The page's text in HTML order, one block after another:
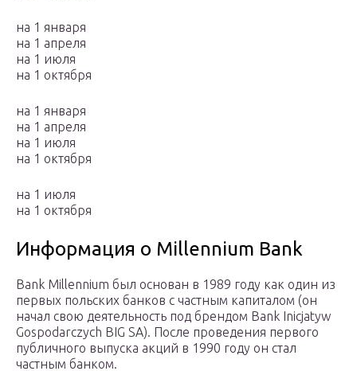
на 1 января
на 1 апреля
на 1 июля
на 1 октября
на 1 января
на 1 апреля
на 1 июля
на 1 октября
на 1 июля
на 1 октября
Информация о Millennium Bank
Bank Millennium был основан в 1989 году как один из
первых польских банков с частным капиталом (он
начал свою деятельность под брендом Bank Inicjatyw
Gospodarczych BIG SA). После проведения первого
публичного выпуска акций в 1990 году он стал
частным банком.